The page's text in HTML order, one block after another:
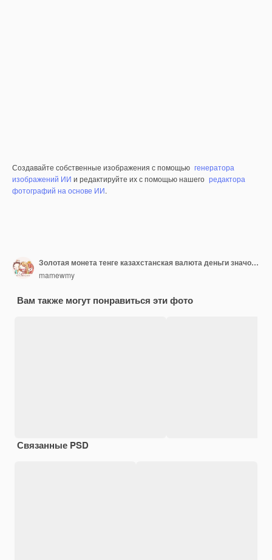
Создавайте собственные изображения с помощью генератора
изображений ИИ и редактируйте их с помощью нашего редактора
фотографий на основе ИИ.
Золотая монета тенге казахстанская валюта деньги значок знак или символ деловой и финансовый обмен 3D фоновая иллюстрация
mamewmy
Вам также могут понравиться эти фото
Связанные PSD